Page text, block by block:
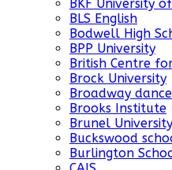
BKF University
BLS English
Bodwell High
BPP University
British Centre
Brock University
Broadway
Brooks Institute
Brunel University
Buckswood
Burlington